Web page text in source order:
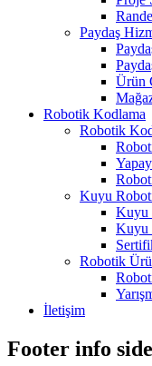
Paydaş
Ürün
Robotik Kodlama
Robotik
Kuyu
Kuyu
Kuyu
Robotik
İletişim
Footer info